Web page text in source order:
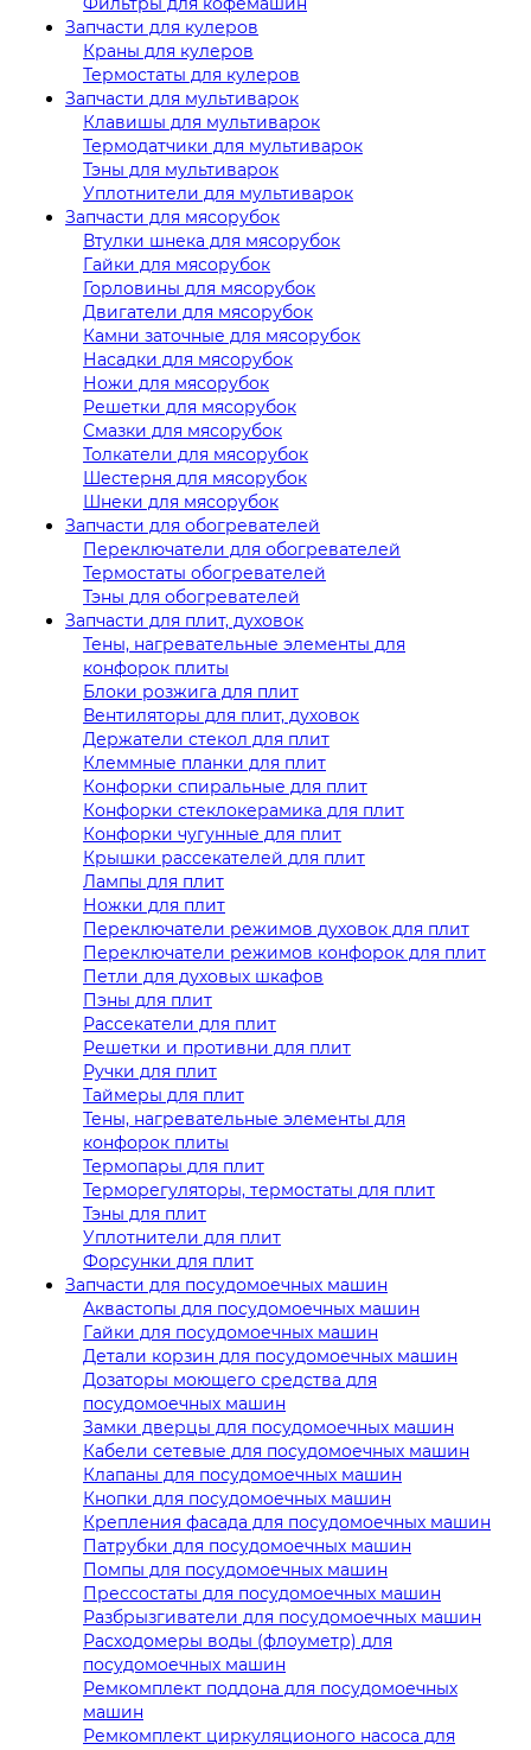
Запчасти для кулеров
Краны для кулеров
Термостаты для кулеров
Запчасти для мультиварок
Клавишы для мультиварок
Термодатчики для мультиварок
Тэны для мультиварок
Уплотнители для мультиварок
Запчасти для мясорубок
Втулки шнека для мясорубок
Гайки для мясорубок
Горловины для мясорубок
Двигатели для мясорубок
Камни заточные для мясорубок
Насадки для мясорубок
Ножи для мясорубок
Решетки для мясорубок
Смазки для мясорубок
Толкатели для мясорубок
Шестерня для мясорубок
Шнеки для мясорубок
Запчасти для обогревателей
Переключатели для обогревателей
Термостаты обогревателей
Тэны для обогревателей
Запчасти для плит, духовок
Тены, нагревательные элементы для
конфорок плиты
Блоки розжига для плит
Вентиляторы для плит, духовок
Держатели стекол для плит
Клеммные планки для плит
Конфорки спиральные для плит
Конфорки стеклокерамика для плит
Конфорки чугунные для плит
Крышки рассекателей для плит
Лампы для плит
Ножки для плит
Переключатели режимов духовок для плит
Переключатели режимов конфорок для плит
Петли для духовых шкафов
Пэны для плит
Рассекатели для плит
Решетки и противни для плит
Ручки для плит
Таймеры для плит
Тены, нагревательные элементы для
конфорок плиты
Термопары для плит
Терморегуляторы, термостаты для плит
Тэны для плит
Уплотнители для плит
Форсунки для плит
Запчасти для посудомоечных машин
Аквастопы для посудомоечных машин
Гайки для посудомоечных машин
Детали корзин для посудомоечных машин
Дозаторы моющего средства для
посудомоечных машин
Замки дверцы для посудомоечных машин
Кабели сетевые для посудомоечных машин
Клапаны для посудомоечных машин
Кнопки для посудомоечных машин
Крепления фасада для посудомоечных машин
Патрубки для посудомоечных машин
Помпы для посудомоечных машин
Прессостаты для посудомоечных машин
Разбрызгиватели для посудомоечных машин
Расходомеры воды (флоуметр) для
посудомоечных машин
Ремкомплект поддона для посудомоечных
машин
Ремкомплект циркуляционого насоса для